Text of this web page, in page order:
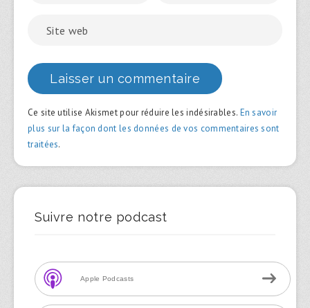
Ce site utilise Akismet pour réduire les indésirables. En savoir
plus sur la façon dont les données de vos commentaires sont
traitées.
Suivre notre podcast
Apple Podcasts